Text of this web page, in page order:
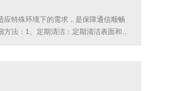
特殊环境下的需求，是保障通信顺畅
法：1、定期清洁：定期清洁表面和按